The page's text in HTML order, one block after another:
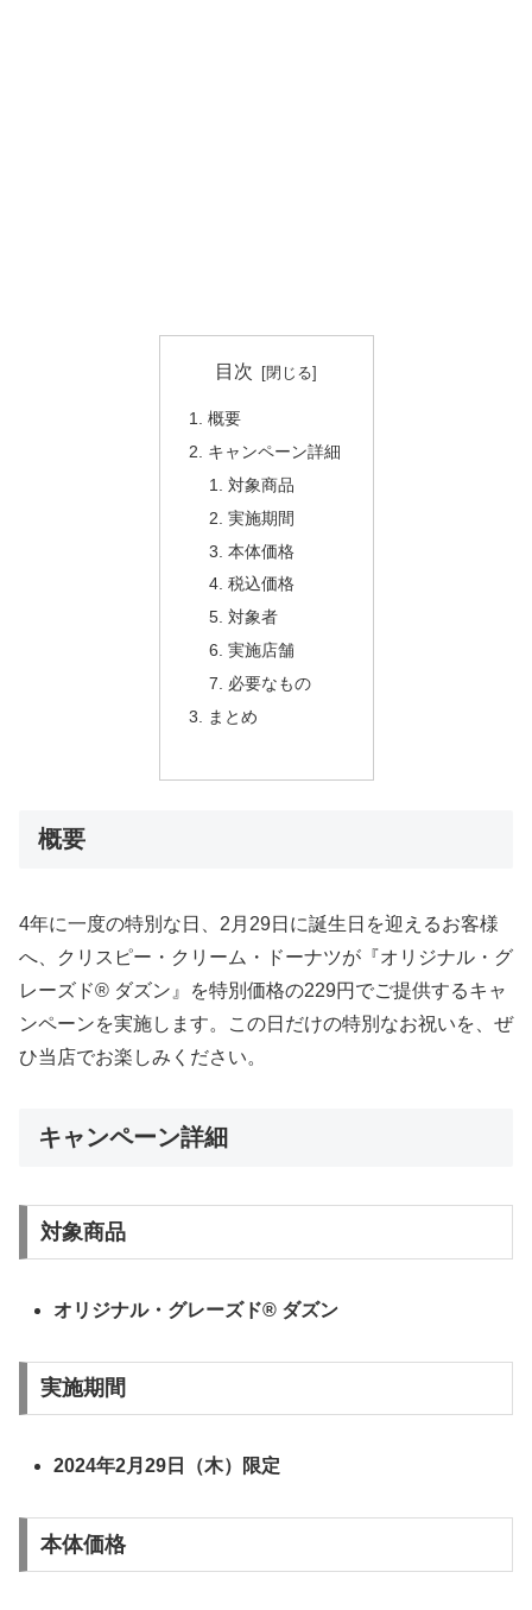
目次
概要
キャンペーン詳細
対象商品
実施期間
本体価格
税込価格
対象者
実施店舗
必要なもの
まとめ
概要
4年に一度の特別な日、2月29日に誕生日を迎えるお客様
へ、クリスピー・クリーム・ドーナツが『オリジナル・グ
レーズド® ダズン』を特別価格の229円でご提供するキャ
ンペーンを実施します。この日だけの特別なお祝いを、ぜ
ひ当店でお楽しみください。
キャンペーン詳細
対象商品
オリジナル・グレーズド® ダズン
実施期間
2024年2月29日（木）限定
本体価格